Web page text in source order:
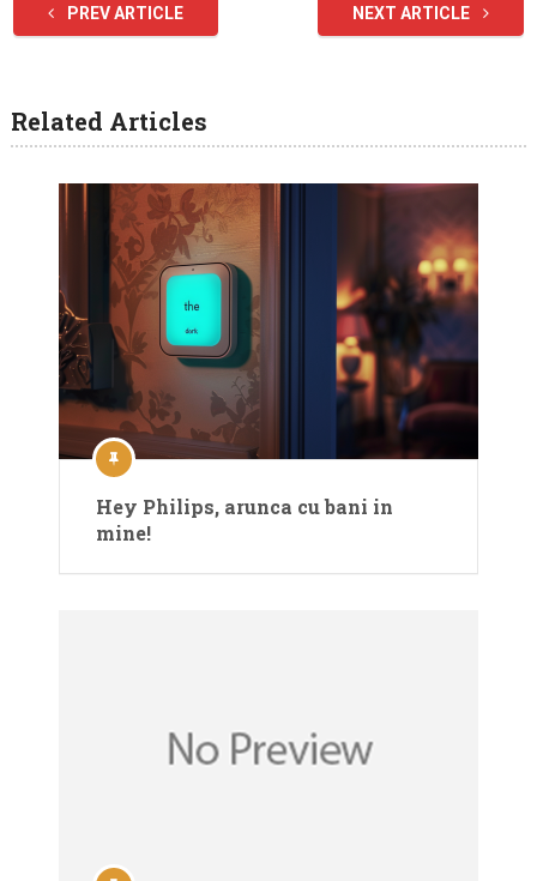
PREV ARTICLE NEXT ARTICLE
Related Articles
Hey Philips, arunca cu bani in
mine!